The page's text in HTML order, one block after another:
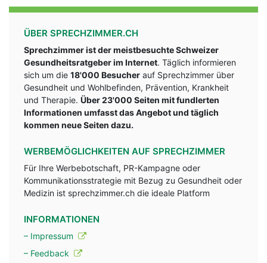
ÜBER SPRECHZIMMER.CH
Sprechzimmer ist der meistbesuchte Schweizer
Gesundheitsratgeber im Internet. Täglich informieren
sich um die 18'000 Besucher auf Sprechzimmer über
Gesundheit und Wohlbefinden, Prävention, Krankheit
und Therapie. Über 23'000 Seiten mit fundlerten
Informationen umfasst das Angebot und täglich
kommen neue Seiten dazu.
WERBEMÖGLICHKEITEN AUF SPRECHZIMMER
Für Ihre Werbebotschaft, PR-Kampagne oder
Kommunikationsstrategie mit Bezug zu Gesundheit oder
Medizin ist sprechzimmer.ch die ideale Platform
INFORMATIONEN
– Impressum
– Feedback